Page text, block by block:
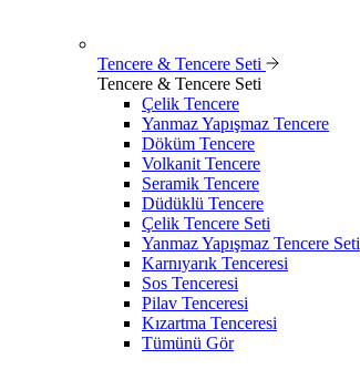
Tencere & Tencere Seti
Tencere & Tencere Seti
Çelik Tencere
Yanmaz Yapışmaz Tencere
Döküm Tencere
Volkanit Tencere
Seramik Tencere
Düdüklü Tencere
Çelik Tencere Seti
Yanmaz Yapışmaz Tencere Seti
Karnıyarık Tenceresi
Sos Tenceresi
Pilav Tenceresi
Kızartma Tenceresi
Tümünü Gör